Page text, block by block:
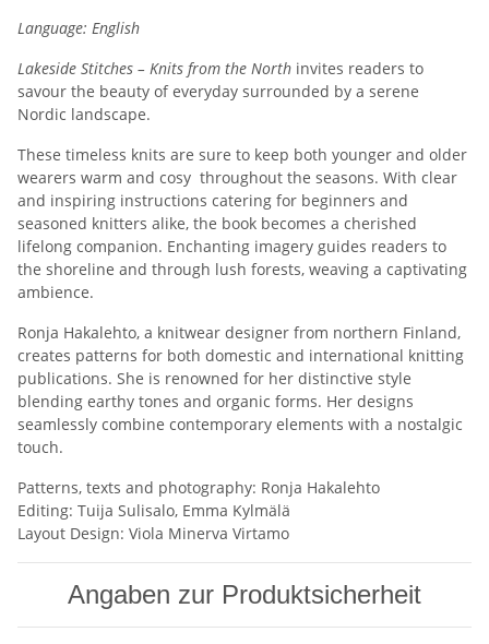
Language: English
Lakeside Stitches – Knits from the North invites readers to
savour the beauty of everyday surrounded by a serene
Nordic landscape.
These timeless knits are sure to keep both younger and older
wearers warm and cosy throughout the seasons. With clear
and inspiring instructions catering for beginners and
seasoned knitters alike, the book becomes a cherished
lifelong companion. Enchanting imagery guides readers to
the shoreline and through lush forests, weaving a captivating
ambience.
Ronja Hakalehto, a knitwear designer from northern Finland,
creates patterns for both domestic and international knitting
publications. She is renowned for her distinctive style
blending earthy tones and organic forms. Her designs
seamlessly combine contemporary elements with a nostalgic
touch.
Patterns, texts and photography: Ronja Hakalehto
Editing: Tuija Sulisalo, Emma Kylmälä
Layout Design: Viola Minerva Virtamo
Angaben zur Produktsicherheit